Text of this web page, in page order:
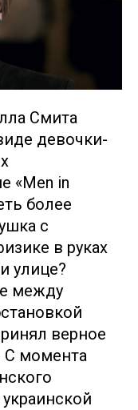
Смита
девочки-
«Men in
более
с
в руках
улице?
между
верное
С момента